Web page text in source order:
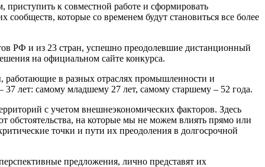
приступить к совместной работе и сформировать
которые со временем будут становиться все более
РФ и из 23 стран, успешно преодолевшие дистанционный
на официальном сайте конкурса.
работающие в разных отраслях промышленности и
37 лет: самому младшему 27 лет, самому старшему – 52 года.
с учетом внешнеэкономических факторов. Здесь
обстоятельства, на которые мы не можем влиять прямо или
точки и пути их преодоления в долгосрочной
предложения, лично представят их